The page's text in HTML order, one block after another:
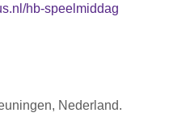
hb-speelmiddag
Nederland.